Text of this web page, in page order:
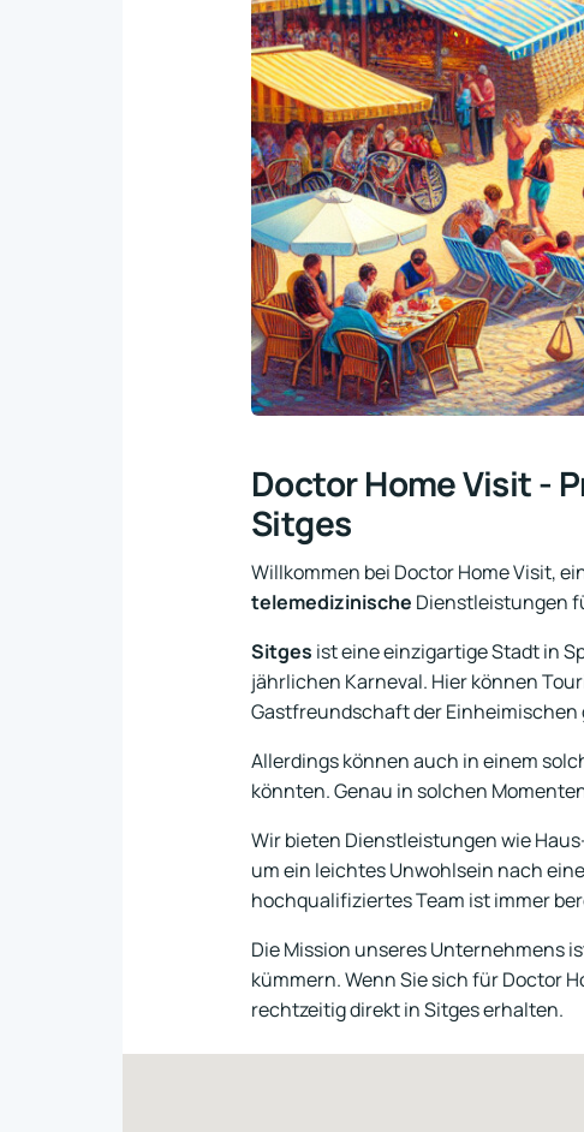
Doctor Home Visit -
Sitges
Willkommen bei Doctor Home Visit,
telemedizinische Dienstleistungen
Sitges ist eine einzigartige Stadt in
jährlichen Karneval. Hier können
Gastfreundschaft der Einheimischen
Allerdings können auch in einem
könnten. Genau in solchen
Wir bieten Dienstleistungen wie
um ein leichtes Unwohlsein nach
hochqualifiziertes Team ist immer
Die Mission unseres Unternehmens
kümmern. Wenn Sie sich für Doctor
rechtzeitig direkt in Sitges erhalten.